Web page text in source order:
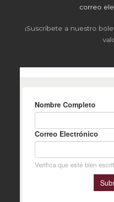
correo
¡Suscríbete a nuestro